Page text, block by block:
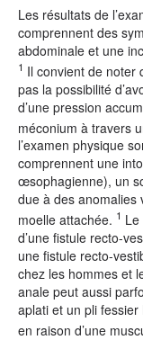
Les résultats de
comprennent des
abdominale et une
1 Il convient de noter
pas la possibilité
d’une pression
méconium à travers
l’examen physique
comprennent une
œsophagienne), un
due à des anomalies
moelle attachée. 1 Le
d’une fistule recto-
une fistule recto-
chez les hommes et
anale peut aussi
aplati et un pli
en raison d’une